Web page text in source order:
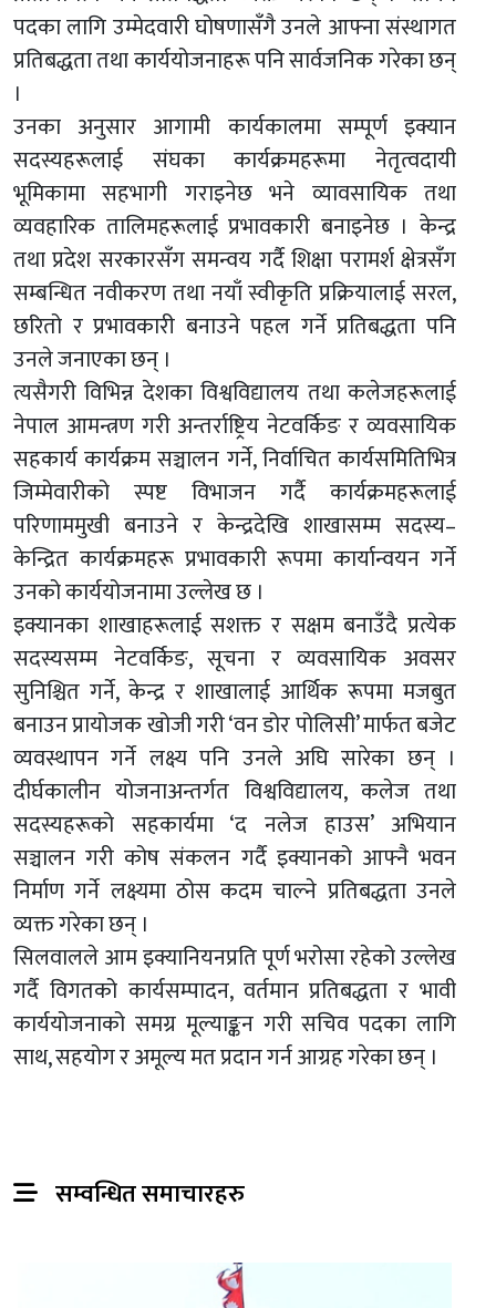
पदका लागि उम्मेदवारी घोषणासँगै उनले आफ्ना संस्थागत
प्रतिबद्धता तथा कार्ययोजनाहरू पनि सार्वजनिक गरेका छन्
।
उनका अनुसार आगामी कार्यकालमा सम्पूर्ण इक्यान
सदस्यहरूलाई संघका कार्यक्रमहरूमा नेतृत्वदायी
भूमिकामा सहभागी गराइनेछ भने व्यावसायिक तथा
व्यवहारिक तालिमहरूलाई प्रभावकारी बनाइनेछ । केन्द्र
तथा प्रदेश सरकारसँग समन्वय गर्दै शिक्षा परामर्श क्षेत्रसँग
सम्बन्धित नवीकरण तथा नयाँ स्वीकृति प्रक्रियालाई सरल,
छरितो र प्रभावकारी बनाउने पहल गर्ने प्रतिबद्धता पनि
उनले जनाएका छन् ।
त्यसैगरी विभिन्न देशका विश्वविद्यालय तथा कलेजहरूलाई
नेपाल आमन्त्रण गरी अन्तर्राष्ट्रिय नेटवर्किङ र व्यवसायिक
सहकार्य कार्यक्रम सञ्चालन गर्ने, निर्वाचित कार्यसमितिभित्र
जिम्मेवारीको स्पष्ट विभाजन गर्दै कार्यक्रमहरूलाई
परिणाममुखी बनाउने र केन्द्रदेखि शाखासम्म सदस्य–
केन्द्रित कार्यक्रमहरू प्रभावकारी रूपमा कार्यान्वयन गर्ने
उनको कार्ययोजनामा उल्लेख छ ।
इक्यानका शाखाहरूलाई सशक्त र सक्षम बनाउँदै प्रत्येक
सदस्यसम्म नेटवर्किङ, सूचना र व्यवसायिक अवसर
सुनिश्चित गर्ने, केन्द्र र शाखालाई आर्थिक रूपमा मजबुत
बनाउन प्रायोजक खोजी गरी ‘वन डोर पोलिसी’ मार्फत बजेट
व्यवस्थापन गर्ने लक्ष्य पनि उनले अघि सारेका छन् ।
दीर्घकालीन योजनाअन्तर्गत विश्वविद्यालय, कलेज तथा
सदस्यहरूको सहकार्यमा ‘द नलेज हाउस’ अभियान
सञ्चालन गरी कोष संकलन गर्दै इक्यानको आफ्नै भवन
निर्माण गर्ने लक्ष्यमा ठोस कदम चाल्ने प्रतिबद्धता उनले
व्यक्त गरेका छन् ।
सिलवालले आम इक्यानियनप्रति पूर्ण भरोसा रहेको उल्लेख
गर्दै विगतको कार्यसम्पादन, वर्तमान प्रतिबद्धता र भावी
कार्ययोजनाको समग्र मूल्याङ्कन गरी सचिव पदका लागि
साथ, सहयोग र अमूल्य मत प्रदान गर्न आग्रह गरेका छन् ।
सम्वन्धित समाचारहरु